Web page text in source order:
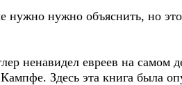
нужно нужно объяснить, но
ненавидел евреев на самом
Здесь эта книга была